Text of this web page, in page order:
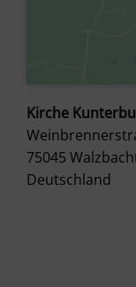
Kirche
75045
Deutschland